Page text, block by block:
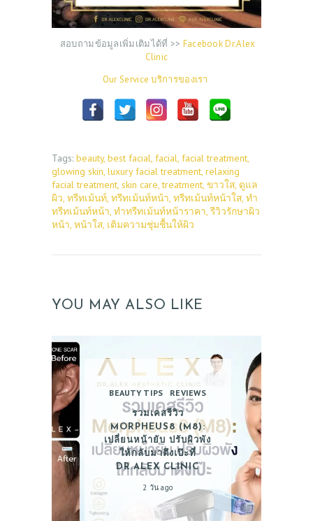
สอบถามข้อมูลเพิ่มเติมได้ที่ >> Facebook Dr.Alex
Clinic
Our Service บริการของเรา
Tags: beauty, best facial facial facial treatment
glowing skin luxury facial treatment relaxing
facial treatment skin care ,treatment ขาวใส ดูแล
ผิว ทรีทเม้นท์ ทรีทเม้นท์หน้า ทรีทเม้นท์หน้าใส ทำ
ทรีทเม้นท์หน้า ทําทรีทเม้นท์หน้าราคา ,รีวิวรักษาผิว
หน้า หน้าใส เติมความชุ่มชื้นให้ผิว
YOU MAY ALSO LIKE
BEAUTY TIPS REVIEWS
รวมเคสรีวิว
MORPHEUS8 (M8):
เปลี่ยนหน้ายับ ปรับผิวพัง
ให้กลับมาตึงเป๊ะที่
DR.ALEX CLINIC
2 วัน ago